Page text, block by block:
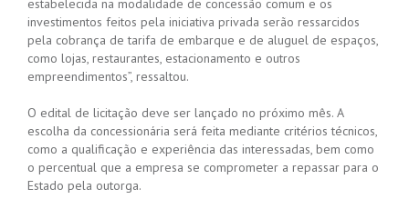
estabelecida na modalidade de concessão comum e os
investimentos feitos pela iniciativa privada serão ressarcidos
pela cobrança de tarifa de embarque e de aluguel de espaços,
como lojas, restaurantes, estacionamento e outros
empreendimentos”, ressaltou.
O edital de licitação deve ser lançado no próximo mês. A
escolha da concessionária será feita mediante critérios técnicos,
como a qualificação e experiência das interessadas, bem como
o percentual que a empresa se comprometer a repassar para o
Estado pela outorga.